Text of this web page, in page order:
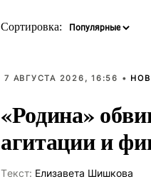
Сортировка:
7 АВГУСТА 2026, 16:56 •
«Родина»
агитации и
Tекст: Елизавета Шишкова